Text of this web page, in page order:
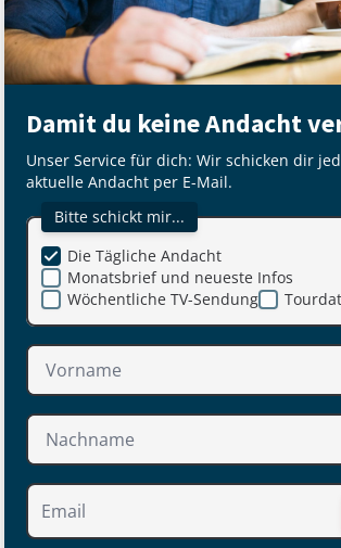
Damit du keine Andacht
Unser Service für dich: Wir schicken dir
aktuelle Andacht per E-Mail.
Bitte schickt mir...
Monatsbrief und neueste Infos
Die Tägliche Andacht
Wöchentliche TV-Sendung